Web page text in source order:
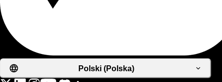
Polski (Polska)